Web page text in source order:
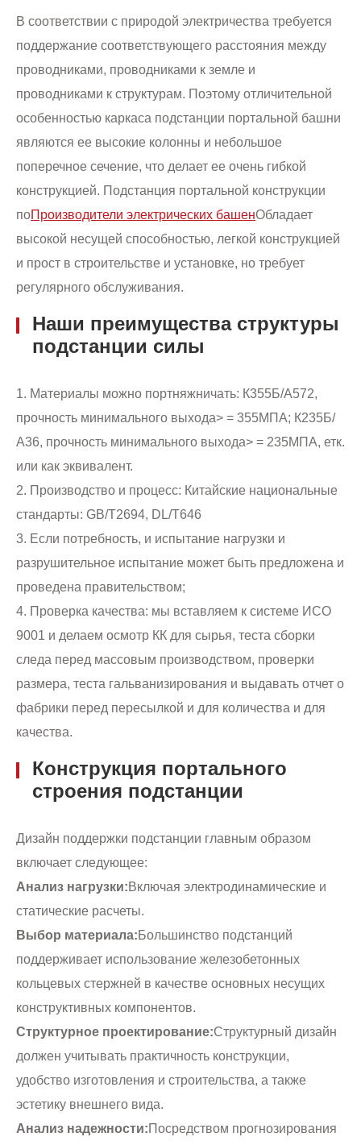
В соответствии с природой электричества требуется
поддержание соответствующего расстояния между
проводниками, проводниками к земле и
проводниками к структурам. Поэтому отличительной
особенностью каркаса подстанции портальной башни
являются ее высокие колонны и небольшое
поперечное сечение, что делает ее очень гибкой
конструкцией. Подстанция портальной конструкции
поПроизводители электрических башенОбладает
высокой несущей способностью, легкой конструкцией
и прост в строительстве и установке, но требует
регулярного обслуживания.
Наши преимущества структуры
подстанции силы
1. Материалы можно портняжничать: К355Б/А572,
прочность минимального выхода> = 355МПА; К235Б/
А36, прочность минимального выхода> = 235МПА, етк.
или как эквивалент.
2. Производство и процесс: Китайские национальные
стандарты: GB/T2694, DL/T646
3. Если потребность, и испытание нагрузки и
разрушительное испытание может быть предложена и
проведена правительством;
4. Проверка качества: мы вставляем к системе ИСО
9001 и делаем осмотр КК для сырья, теста сборки
следа перед массовым производством, проверки
размера, теста гальванизирования и выдавать отчет о
фабрики перед пересылкой и для количества и для
качества.
Конструкция портального
строения подстанции
Дизайн поддержки подстанции главным образом
включает следующее:
Анализ нагрузки:Включая электродинамические и
статические расчеты.
Выбор материала:Большинство подстанций
поддерживает использование железобетонных
кольцевых стержней в качестве основных несущих
конструктивных компонентов.
Структурное проектирование:Структурный дизайн
должен учитывать практичность конструкции,
удобство изготовления и строительства, а также
эстетику внешнего вида.
Анализ надежности:Посредством прогнозирования